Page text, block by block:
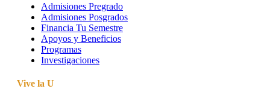
Admisiones Pregrado
Admisiones Posgrados
Financia Tu Semestre
Apoyos y Beneficios
Programas
Investigaciones
Vive la U